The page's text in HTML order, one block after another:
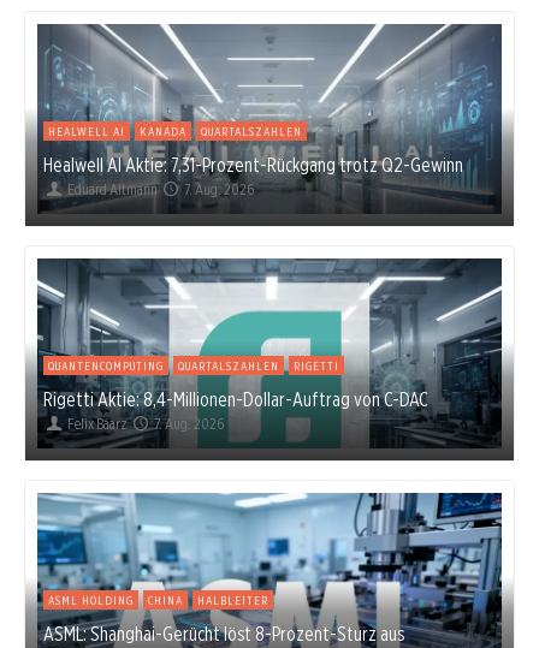
HEALWELL AI KANADA QUARTALSZAHLEN
Healwell AI Aktie: 7,31-Prozent-Rückgang trotz Q2-Gewinn
Eduard Altmann 7. Aug. 2026
QUANTENCOMPUTING QUARTALSZAHLEN RIGETTI
Rigetti Aktie: 8,4-Millionen-Dollar-Auftrag von C-DAC
Felix Baarz 7. Aug. 2026
ASML HOLDING CHINA HALBLEITER
ASML: Shanghai-Gerücht löst 8-Prozent-Sturz aus